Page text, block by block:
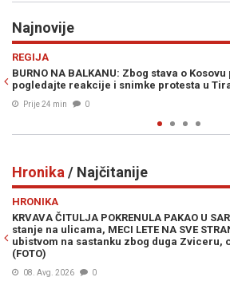
Najnovije
o Kosovu pukla podrška Ukrajini,
u Tirani
CIK BiH
novčana
Hronika / Najčitanije
U SARAJEVU: Opsadno
STRANE - Drama počela
onda je uslijedio HAOS
knjižila
07. Avg. 2026